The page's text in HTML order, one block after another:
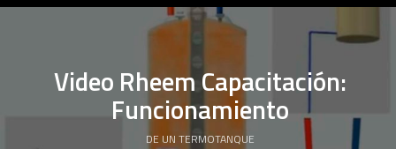
Video Rheem Capacitación:
Funcionamiento
DE UN TERMOTANQUE